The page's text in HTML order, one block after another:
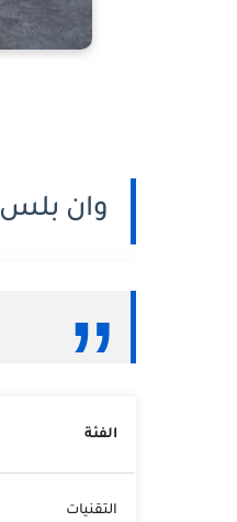
وان بلس 12 - OnePlus 12
الفئة
التقنيات